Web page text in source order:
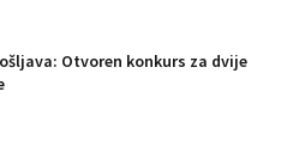
Otvoren konkurs za dvije